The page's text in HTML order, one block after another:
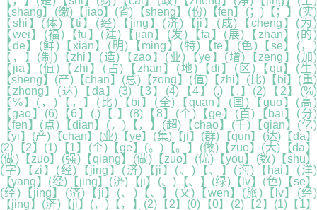
【shang】(缴)【jiao】(省)【sheng】(份)【fen】(；)【；】(实)
【shi】(体)【ti】(经)【jing】(济)【ji】(成)【cheng】(为)
【wei】(福)【fu】(建)【jian】(发)【fa】(展)【zhan】(的)
【de】(鲜)【xian】(明)【ming】(特)【te】(色)【se】(，)
【，】(制)【zhi】(造)【zao】(业)【ye】(增)【zeng】(加)
【jia】(值)【zhi】(占)【zhan】(地)【di】(区)【qu】(生)
【sheng】(产)【chan】(总)【zong】(值)【zhi】(比)【bi】(重)
【zhong】(达)【da】(3)【3】(4)【4】(.)【.】(2)【2】(%)
【%】(，)【，】(比)【bi】(全)【quan】(国)【guo】(高)
【gao】(6)【6】(.)【.】(8)【8】(个)【ge】(百)【bai】(分)
【fen】(点)【dian】(，)【，】(超)【chao】(千)【qian】(亿)
【yi】(产)【chan】(业)【ye】(集)【ji】(群)【qun】(达)【da】
(2)【2】(1)【1】(个)【ge】(。)【。】(做)【zuo】(大)【da】
(做)【zuo】(强)【qiang】(做)【zuo】(优)【you】(数)【shu】
(字)【zi】(经)【jing】(济)【ji】(、)【、】(海)【hai】(洋)
【yang】(经)【jing】(济)【ji】(、)【、】(绿)【lv】(色)【se】
(经)【jing】(济)【ji】(、)【、】(文)【wen】(旅)【lv】(经)
【jing】(济)【ji】(，)【，】(2)【2】(0)【0】(2)【2】(1)【1】